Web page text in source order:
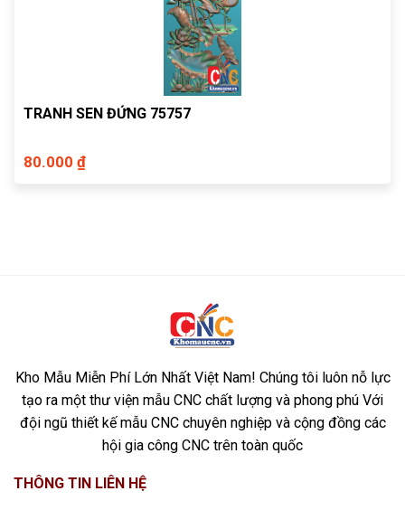
TRANH SEN ĐỨNG 75757
80.000 ₫
Kho Mẫu Miễn Phí Lớn Nhất Việt Nam! Chúng tôi luôn nỗ lực
tạo ra một thư viện mẫu CNC chất lượng và phong phú Với
đội ngũ thiết kế mẫu CNC chuyên nghiệp và cộng đồng các
hội gia công CNC trên toàn quốc
THÔNG TIN LIÊN HỆ